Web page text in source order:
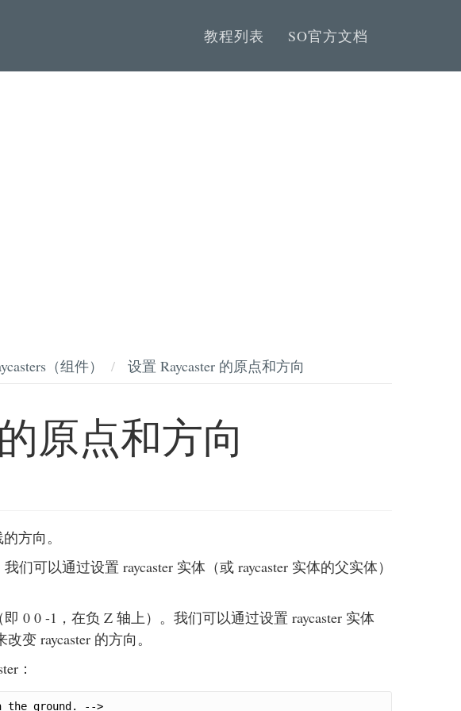
教程列表 SO官方文档
（组件） 设置 Raycaster 的原点和方向
原点和方向
方向。
们可以通过设置 raycaster 实体（或 raycaster 实体的父实体）
即 0 0 -1，在负 Z 轴上）。我们可以通过设置 raycaster 实体
变 raycaster 的方向。
：
ground. -->